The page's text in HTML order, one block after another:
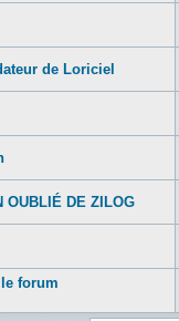
de Loriciel
OUBLIÉ DE ZILOG
forum